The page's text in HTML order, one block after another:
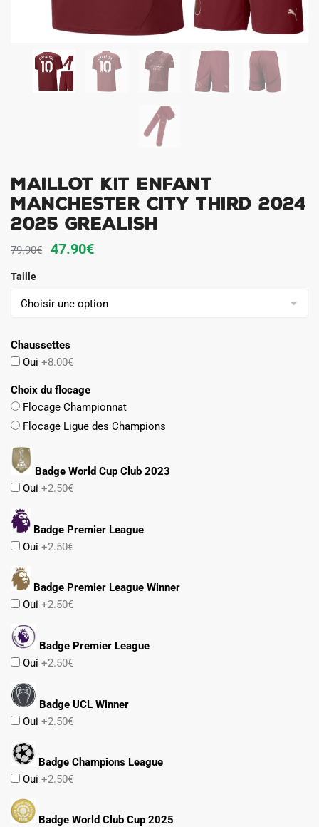
Maillot Kit Enfant
Manchester City Third 2024
2025 Grealish
79.90€
Le
initial
était :
47.90€Le
actuel
est :
Taille
Chaussettes
Oui +8.00€
Choix du flocage
Flocage Championnat
Flocage Ligue des Champions
Badge World Cup Club 2023
Oui +2.50€
Badge Premier League
Oui +2.50€
Badge Premier League Winner
Oui +2.50€
Badge Premier League
Oui +2.50€
Badge UCL Winner
Oui +2.50€
Badge Champions League
Oui +2.50€
Badge World Club Cup 2025